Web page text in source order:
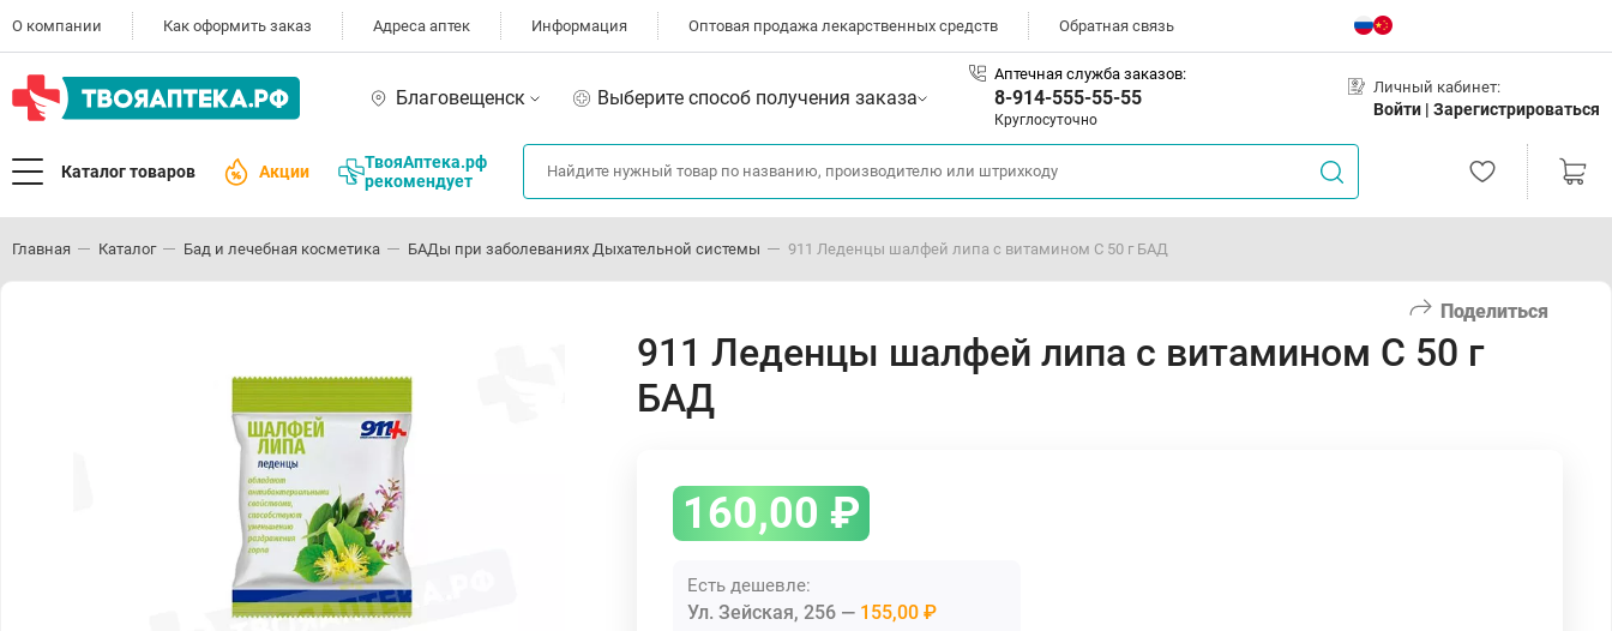
О компании Как оформить заказ Адреса аптек Информация Оптовая продажа лекарственных средств Обратная связь
Благовещенск Выберите способ получения заказа
Аптечная служба заказов:
8-914-555-55-55
Круглосуточно
Личный кабинет:
Войти | Зарегистрироваться
Каталог товаров Акции
ТвояАптека.рф
рекомендует
Главная Каталог Бад и лечебная косметика БАДы при заболеваниях Дыхательной системы 911 Леденцы шалфей липа с витамином С 50 г БАД
Поделиться
911 Леденцы шалфей липа с витамином С 50 г
БАД
160,00 ₽
Есть дешевле:
Ул. Зейская, 256 155,00 ₽